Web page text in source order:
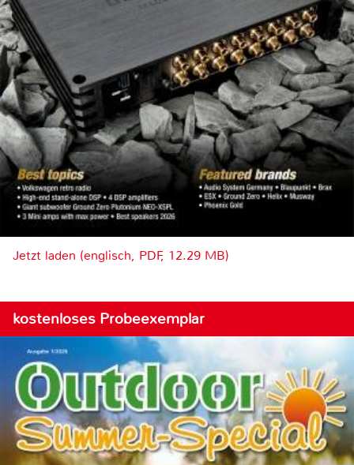
Jetzt laden (englisch, PDF, 12.29 MB)
kostenloses Probeexemplar